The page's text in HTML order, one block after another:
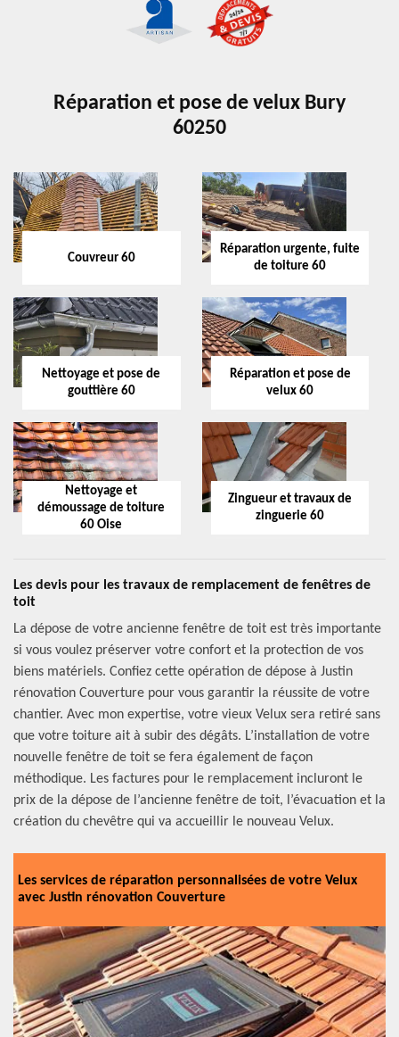
Réparation et pose de velux Bury
60250
Couvreur 60
Réparation urgente, fuite
de toiture 60
Nettoyage et pose de
gouttière 60
Réparation et pose de
velux 60
Nettoyage et
démoussage de toiture
60 Oise
Zingueur et travaux de
zinguerie 60
Les devis pour les travaux de remplacement de fenêtres de
toit
La dépose de votre ancienne fenêtre de toit est très importante
si vous voulez préserver votre confort et la protection de vos
biens matériels. Confiez cette opération de dépose à Justin
rénovation Couverture pour vous garantir la réussite de votre
chantier. Avec mon expertise, votre vieux Velux sera retiré sans
que votre toiture ait à subir des dégâts. L’installation de votre
nouvelle fenêtre de toit se fera également de façon
méthodique. Les factures pour le remplacement incluront le
prix de la dépose de l’ancienne fenêtre de toit, l’évacuation et la
création du chevêtre qui va accueillir le nouveau Velux.
Les services de réparation personnalisées de votre Velux
avec Justin rénovation Couverture